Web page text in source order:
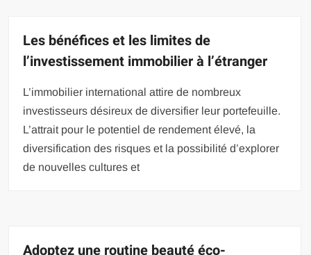
Les bénéfices et les limites de
l’investissement immobilier à l’étranger
L’immobilier international attire de nombreux
investisseurs désireux de diversifier leur portefeuille.
L’attrait pour le potentiel de rendement élevé, la
diversification des risques et la possibilité d’explorer
de nouvelles cultures et
Adoptez une routine beauté éco-